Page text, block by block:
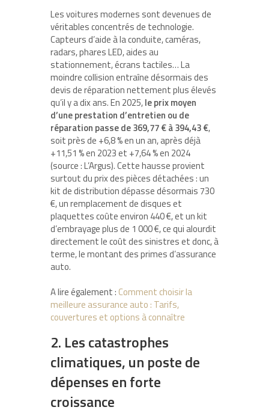
Les voitures modernes sont devenues de
véritables concentrés de technologie.
Capteurs d’aide à la conduite, caméras,
radars, phares LED, aides au
stationnement, écrans tactiles… La
moindre collision entraîne désormais des
devis de réparation nettement plus élevés
qu’il y a dix ans. En 2025,le prix moyen
d’une prestation d’entretien ou de
réparation passe de 369,77 € à 394,43 €,
soit près de +6,8 % en un an, après déjà
+11,51 % en 2023 et +7,64 % en 2024
(source : L’Argus). Cette hausse provient
surtout du prix des pièces détachées : un
kit de distribution dépasse désormais 730
€, un remplacement de disques et
plaquettes coûte environ 440 €, et un kit
d’embrayage plus de 1 000 €, ce qui alourdit
directement le coût des sinistres et donc, à
terme, le montant des primes d’assurance
auto.
A lire également : Comment choisir la
meilleure assurance auto : Tarifs,
couvertures et options à connaître
2. Les catastrophes
climatiques, un poste de
dépenses en forte
croissance